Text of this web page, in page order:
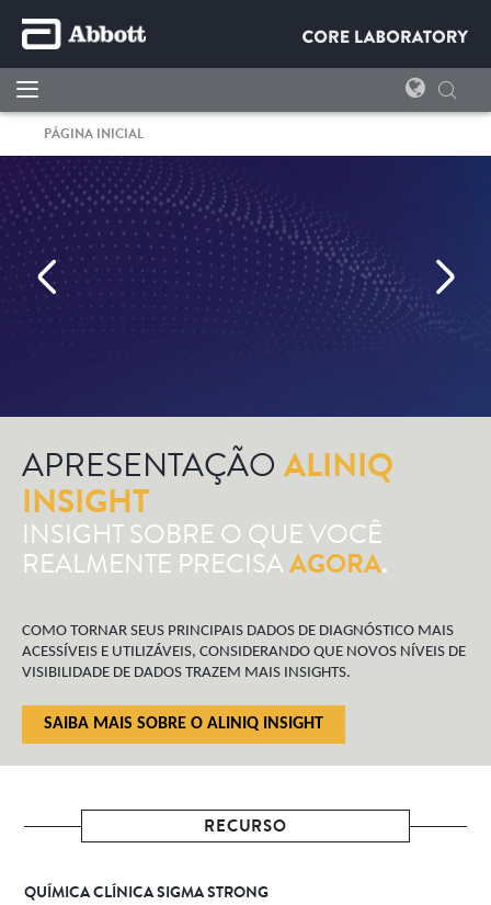
PÁGINA INICIAL
APRESENTAÇÃO ALINIQ
INSIGHT
INSIGHT SOBRE O QUE VOCÊ
REALMENTE PRECISAAGORA.
COMO TORNAR SEUS PRINCIPAIS DADOS DE DIAGNÓSTICO MAIS
ACESSÍVEIS E UTILIZÁVEIS, CONSIDERANDO QUE NOVOS NÍVEIS DE
VISIBILIDADE DE DADOS TRAZEM MAIS INSIGHTS.
SAIBA MAIS SOBRE O ALINIQ INSIGHT
RECURSO
QUÍMICA CLÍNICA SIGMA STRONG